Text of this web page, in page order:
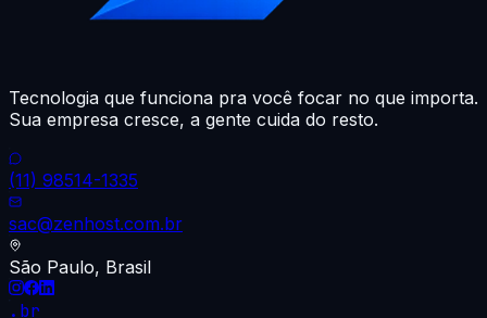
Tecnologia que funciona pra você focar no que importa.
Sua empresa cresce, a gente cuida do resto.
(11) 98514-1335
sac@zenhost.com.br
São Paulo, Brasil
.br